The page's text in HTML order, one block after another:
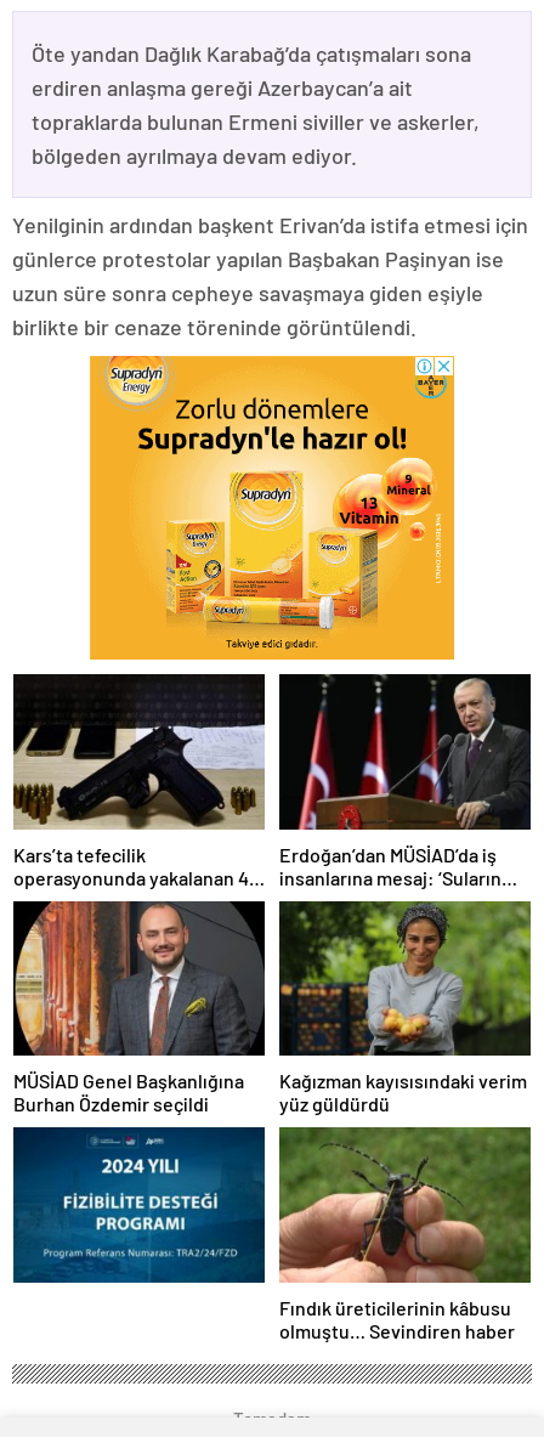
Öte yandan Dağlık Karabağ’da çatışmaları sona
erdiren anlaşma gereği Azerbaycan’a ait
topraklarda bulunan Ermeni siviller ve askerler,
bölgeden ayrılmaya devam ediyor.
Yenilginin ardından başkent Erivan’da istifa etmesi için
günlerce protestolar yapılan Başbakan Paşinyan ise
uzun süre sonra cepheye savaşmaya giden eşiyle
birlikte bir cenaze töreninde görüntülendi.
Kars’ta tefecilik
operasyonunda yakalanan 4
şüpheli tutuklandı
Erdoğan’dan MÜSİAD’da iş
insanlarına mesaj: ‘Suların
sakinleşmesi daha zaman
alacak’…
MÜSİAD Genel Başkanlığına
Burhan Özdemir seçildi
Kağızman kayısısındaki verim
yüz güldürdü
Fındık üreticilerinin kâbusu
olmuştu… Sevindiren haber
Temadam